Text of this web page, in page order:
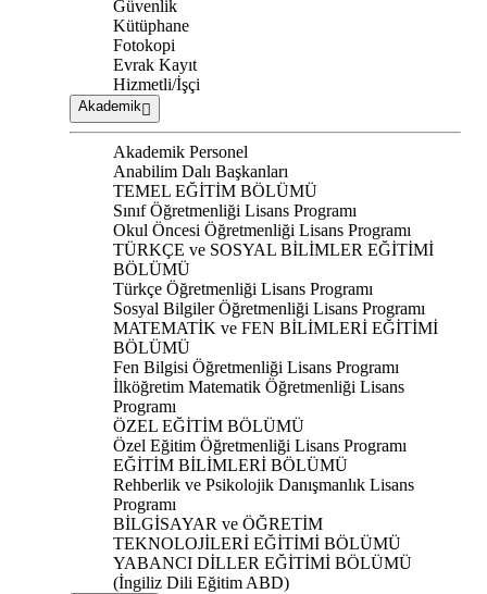
Güvenlik
Kütüphane
Fotokopi
Evrak Kayıt
Hizmetli/İşçi
Akademik
Akademik Personel
Anabilim Dalı Başkanları
TEMEL EĞİTİM BÖLÜMÜ
Sınıf Öğretmenliği Lisans Programı
Okul Öncesi Öğretmenliği Lisans Programı
TÜRKÇE ve SOSYAL BİLİMLER EĞİTİMİ
BÖLÜMÜ
Türkçe Öğretmenliği Lisans Programı
Sosyal Bilgiler Öğretmenliği Lisans Programı
MATEMATİK ve FEN BİLİMLERİ EĞİTİMİ
BÖLÜMÜ
Fen Bilgisi Öğretmenliği Lisans Programı
İlköğretim Matematik Öğretmenliği Lisans
Programı
ÖZEL EĞİTİM BÖLÜMÜ
Özel Eğitim Öğretmenliği Lisans Programı
EĞİTİM BİLİMLERİ BÖLÜMÜ
Rehberlik ve Psikolojik Danışmanlık Lisans
Programı
BİLGİSAYAR ve ÖĞRETİM
TEKNOLOJİLERİ EĞİTİMİ BÖLÜMÜ
YABANCI DİLLER EĞİTİMİ BÖLÜMÜ
(İngiliz Dili Eğitim ABD)